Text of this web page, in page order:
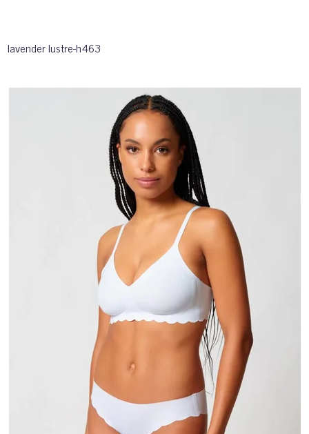
lavender lustre-h463